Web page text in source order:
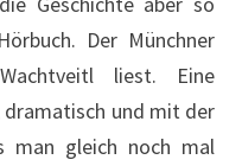
Der Münchner
liest. Eine
dramatisch und mit der
man gleich noch mal